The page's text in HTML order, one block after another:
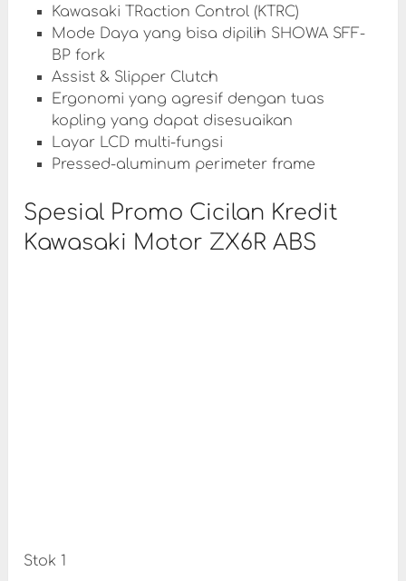
Kawasaki TRaction Control (KTRC)
Mode Daya yang bisa dipilih SHOWA SFF-
BP fork
Assist & Slipper Clutch
Ergonomi yang agresif dengan tuas
kopling yang dapat disesuaikan
Layar LCD multi-fungsi
Pressed-aluminum perimeter frame
Spesial Promo Cicilan Kredit
Kawasaki Motor ZX6R ABS
Stok 1